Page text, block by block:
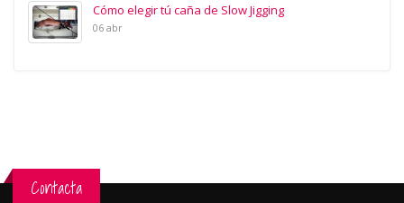
Cómo elegir tú caña de Slow Jigging
06 abr
Contacta